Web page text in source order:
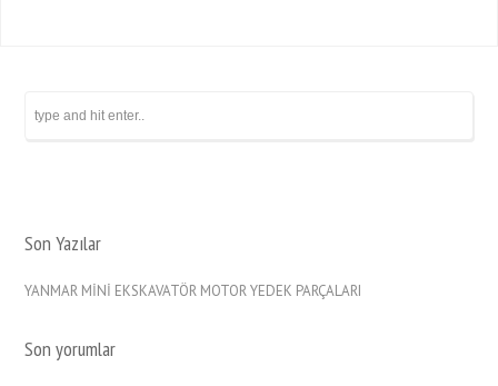
Son Yazılar
YANMAR MİNİ EKSKAVATÖR MOTOR YEDEK PARÇALARI
Son yorumlar